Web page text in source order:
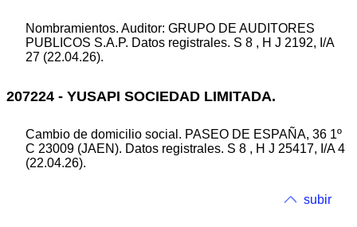
Nombramientos. Auditor: GRUPO DE AUDITORES
PUBLICOS S.A.P. Datos registrales. S 8 , H J 2192, I/A
27 (22.04.26).
207224 - YUSAPI SOCIEDAD LIMITADA.
Cambio de domicilio social. PASEO DE ESPAÑA, 36 1º
C 23009 (JAEN). Datos registrales. S 8 , H J 25417, I/A 4
(22.04.26).
subir